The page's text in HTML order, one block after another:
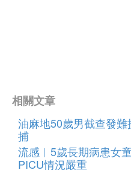
相關文章
油麻地50歲男截查發
捕
流感︱5歲長期病患女
PICU情況嚴重